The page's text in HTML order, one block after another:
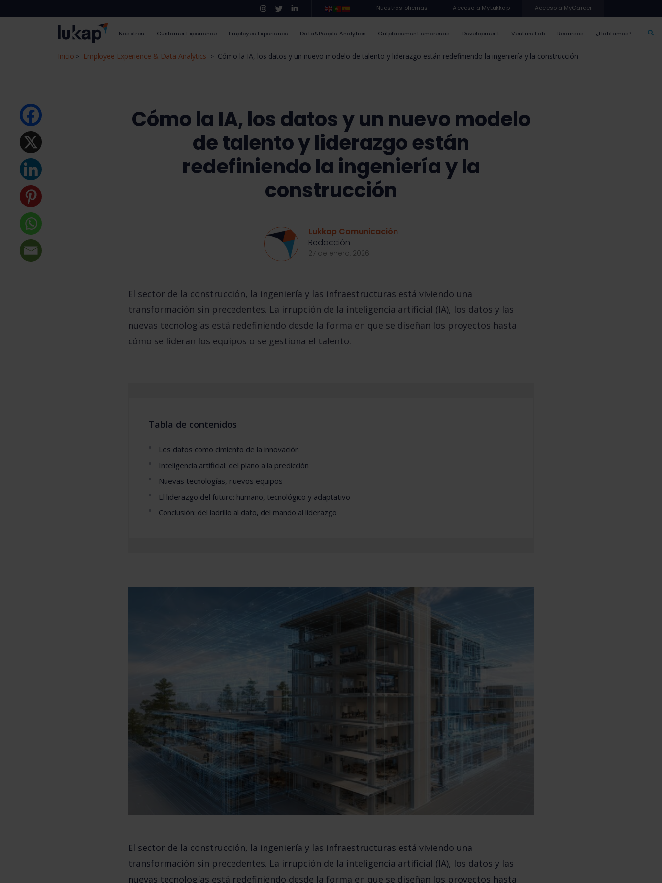
Nuestras oficinas Acceso a MyLukkap Acceso a MyCareer
Nosotros Customer Experience Employee Experience Data&People Analytics Outplacement empresas Development Venture Lab Recursos ¿Hablamos?
Inicio > Employee Experience & Data Analytics > Cómo la IA, los datos y un nuevo modelo de talento y liderazgo están redefiniendo la ingeniería y la construcción
Cómo la IA, los datos y un nuevo modelo
de talento y liderazgo están
redefiniendo la ingeniería y la
construcción
Lukkap Comunicación
Redacción
27 de enero, 2026
El sector de la construcción, la ingeniería y las infraestructuras está viviendo una
transformación sin precedentes. La irrupción de la inteligencia artificial (IA), los datos y las
nuevas tecnologías está redefiniendo desde la forma en que se diseñan los proyectos hasta
cómo se lideran los equipos o se gestiona el talento.
Tabla de contenidos
Los datos como cimiento de la innovación
Inteligencia artificial: del plano a la predicción
Nuevas tecnologías, nuevos equipos
El liderazgo del futuro: humano, tecnológico y adaptativo
Conclusión: del ladrillo al dato, del mando al liderazgo
El sector de la construcción, la ingeniería y las infraestructuras está viviendo una
transformación sin precedentes. La irrupción de la inteligencia artificial (IA), los datos y las
nuevas tecnologías está redefiniendo desde la forma en que se diseñan los proyectos hasta